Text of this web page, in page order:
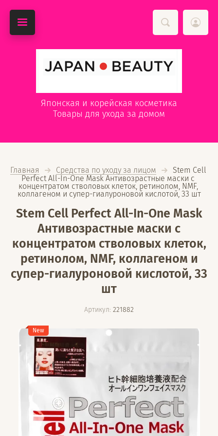
Японская и корейская косметика
Товары для ухода за домом
Главная Средства по уходу за лицом
  Stem Cell
Perfect All-In-One Mask Антивозрастные маски с
концентратом стволовых клеток, ретинолом, NMF,
коллагеном и супер-гиалуроновой кислотой, 33 шт
Stem Cell Perfect All-In-One Mask
Антивозрастные маски с
концентратом стволовых клеток,
ретинолом, NMF, коллагеном и
супер-гиалуроновой кислотой, 33
шт
Артикул: 221882
New